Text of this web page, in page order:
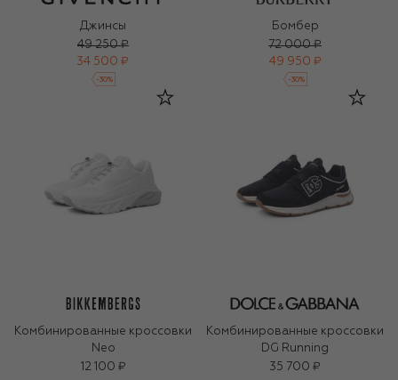
Джинсы
49 250 ₽
34 500 ₽
-30%
Бомбер
72 000 ₽
49 950 ₽
-30%
Комбинированные кроссовки
Neo
12 100 ₽
Комбинированные кроссовки
DG Running
35 700 ₽